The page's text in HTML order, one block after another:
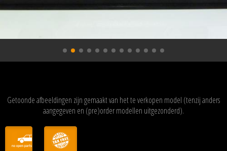
Getoonde afbeeldingen zijn gemaakt van het te verkopen model (tenzij anders
aangegeven en (pre)order modellen uitgezonderd).